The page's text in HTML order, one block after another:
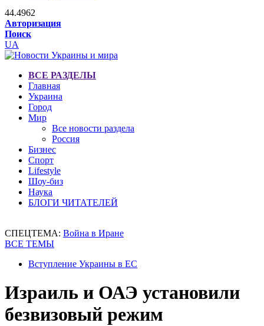
44.4962
Авторизация
Поиск
UA
ВСЕ РАЗДЕЛЫ
Главная
Украина
Город
Мир
Все новости раздела
Россия
Бизнес
Спорт
Lifestyle
Шоу-биз
Наука
БЛОГИ ЧИТАТЕЛЕЙ
СПЕЦТЕМА: Война в Иране
ВСЕ ТЕМЫ
Вступление Украины в ЕС
Израиль и ОАЭ установили
безвизовый режим